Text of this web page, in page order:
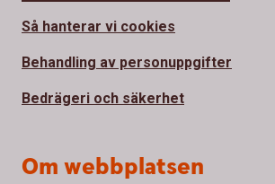
Så hanterar vi cookies
Behandling av personuppgifter
Bedrägeri och säkerhet
Om webbplatsen